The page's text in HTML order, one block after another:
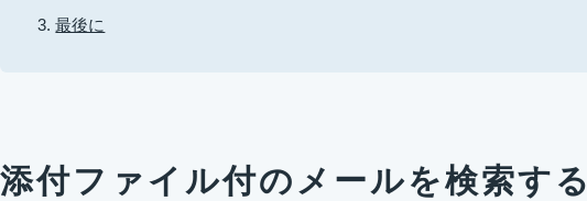
最後に
添付ファイル付のメールを検索する